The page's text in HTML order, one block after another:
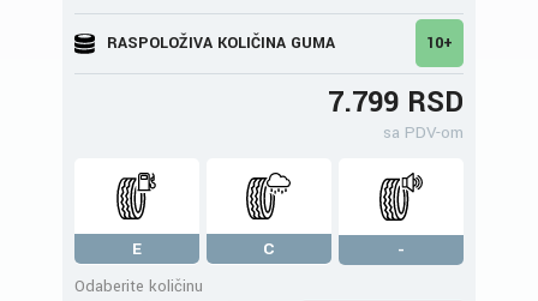
RASPOLOŽIVA KOLIČINA GUMA 10+
7.799 RSD
sa PDV-om
E C
-
Odaberite količinu